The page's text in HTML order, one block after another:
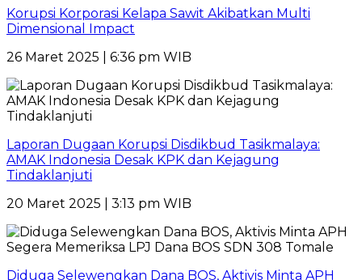
Korupsi Korporasi Kelapa Sawit Akibatkan Multi
Dimensional Impact
26 Maret 2025 | 6:36 pm WIB
Laporan Dugaan Korupsi Disdikbud Tasikmalaya:
AMAK Indonesia Desak KPK dan Kejagung
Tindaklanjuti
20 Maret 2025 | 3:13 pm WIB
Diduga Selewengkan Dana BOS, Aktivis Minta APH